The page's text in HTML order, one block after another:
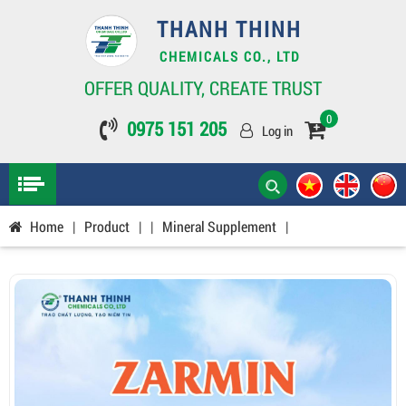
THANH THINH
CHEMICALS CO., LTD
OFFER QUALITY, CREATE TRUST
0975 151 205
Log in
0
Home | Product | | Mineral Supplement |